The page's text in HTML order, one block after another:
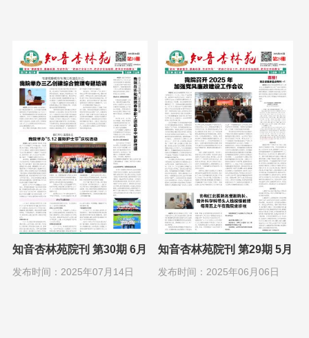
知音杏林苑院刊 第30期 6月
1日
发布时间：2025年07月14日
知音杏林苑院刊 第29期 5月
1日
发布时间：2025年06月06日